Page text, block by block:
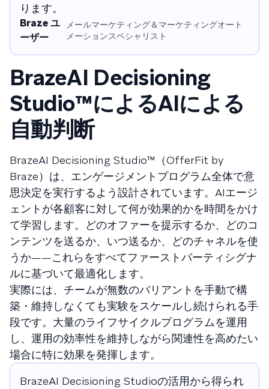
ります。
Braze ユ
ーザー
メールマーケティング＆マーケティングオート
メーションスペシャリスト
BrazeAI Decisioning
Studio™によるAIによる
自動判断
BrazeAI Decisioning Studio™（OfferFit by
Braze）は、エンゲージメントプログラム全体で意
思決定を実行するよう設計されています。AIエージ
ェントが各顧客に対して何が効果的かを時間をかけ
て学習します。どのオファーを提示するか、どのコ
ンテンツを送るか、いつ送るか、どのチャネルを使
うか——これらをすべてファーストパーティシグナ
ルに基づいて最適化します。
実際には、チームが無数のバリアントを手動で構
築・維持しなくても実験をスケールし続けられる手
段です。大量のライフサイクルプログラムを運用
し、運用の効率性を維持しながら関連性を高めたい
場合に特に効果を発揮します。
BrazeAI Decisioning Studioの活用から得られ